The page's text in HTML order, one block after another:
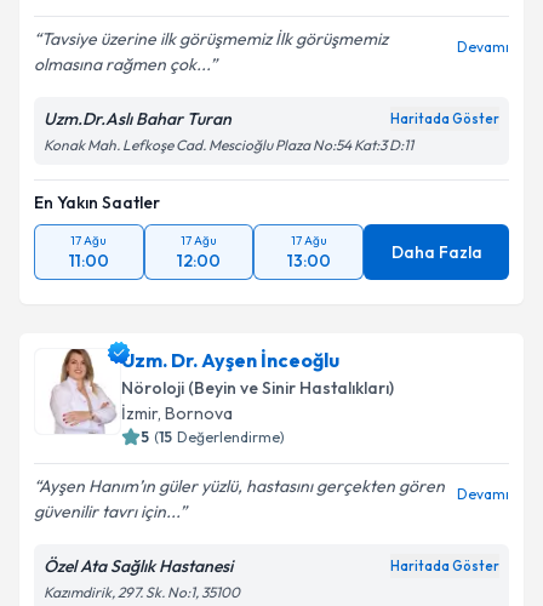
Metni'ni okudum ve kişisel verilerimin belirtilen
kapsamda işlenmesini kabul ediyorum.
Takvim Talebini Gönder
Tavsiye üzerine ilk görüşmemiz İlk görüşmemiz
olmasına rağmen çok...
Devamı
Uzm.Dr.Aslı Bahar Turan Haritada Göster
Konak Mah. Lefkoşe Cad. Mescioğlu Plaza No:54 Kat:3 D:11
En Yakın Saatler
17 Ağu
11:00
17 Ağu
12:00
17 Ağu
13:00 Daha Fazla
Uzm. Dr. Ayşen İnceoğlu
Nöroloji (Beyin ve Sinir Hastalıkları)
İzmir, Bornova
5 (15 Değerlendirme)
Ayşen Hanım’ın güler yüzlü, hastasını gerçekten gören
güvenilir tavrı için...
Devamı
Özel Ata Sağlık Hastanesi Haritada Göster
Kazımdirik, 297. Sk. No:1, 35100